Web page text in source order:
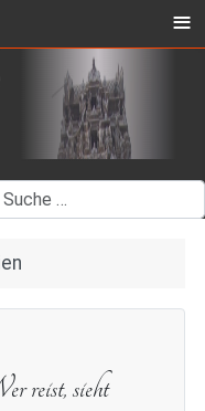
reist, sieht
≡